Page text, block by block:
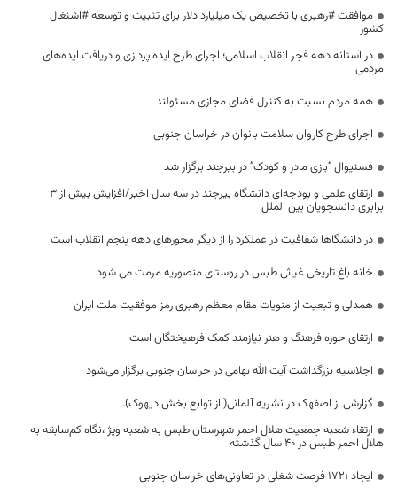
موافقت #رهبری با تخصیص یک میلیارد دلار برای تثبیت و توسعه #اشتغال
کشور
در آستانه دهه فجر انقلاب اسلامی؛ اجرای طرح ایده پردازی و دریافت ایده‌های
مردمی
همه مردم نسبت به کنترل فضای مجازی مسئولند
اجرای طرح کاروان سلامت بانوان در خراسان جنوبی
فستیوال “بازی مادر و کودک” در بیرجند برگزار شد
ارتقای علمی و بودجه‌ای دانشگاه بیرجند در سه سال اخیر/افزایش بیش از ۳
برابری دانشجویان بین الملل
در دانشگاها شفافیت در عملکرد را از دیگر محورهای دهه پنجم انقلاب است
خانه باغ تاریخی غیاثی طبس در روستای منصوریه مرمت می شود
همدلی و تبعیت از منویات مقام معظم رهبری رمز موفقیت ملت ایران
ارتقای حوزه فرهنگ و هنر نیازمند کمک فرهیختگان است
اجلاسیه بزرگداشت آیت الله تهامی در خراسان جنوبی برگزار می‌شود
گزارشی از اصفهک در نشریه آلمانی( از توابع بخش دیهوک).
ارتقاء شعبه جمعیت هلال احمر شهرستان طبس به شعبه ویژ ،نگاه کم‌سابقه به
هلال احمر طبس در ۴٠ سال گذشته
ایجاد ۱۷۲۱ فرصت شغلی در تعاونی‌های خراسان جنوبی